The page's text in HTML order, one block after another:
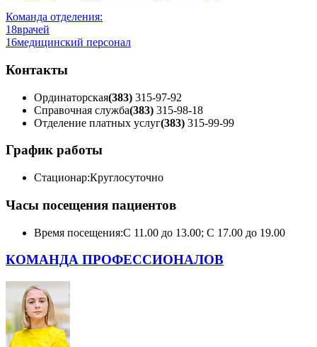
Команда отделения:
18врачей
16медицинский персонал
Контакты
Ординаторская(383) 315-97-92
Справочная служба(383) 315-98-18
Отделение платных услуг(383) 315-99-99
График работы
Стационар:Круглосуточно
Часы посещения пациентов
Время посещения:С 11.00 до 13.00; С 17.00 до 19.00
КОМАНДА ПРОФЕССИОНАЛОВ